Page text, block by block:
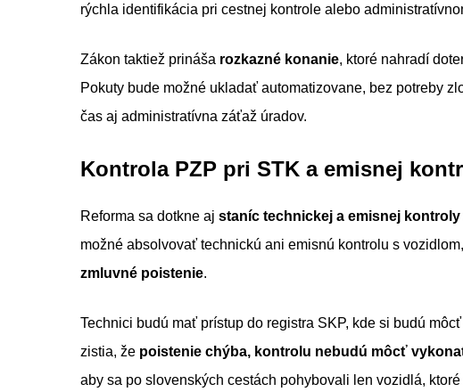
rýchla identifikácia pri cestnej kontrole alebo
Zákon taktiež prináša rozkazné konanie, ktoré nahradí
Pokuty bude možné ukladať automatizovane, bez potreby
čas aj administratívna záťaž úradov.
Kontrola PZP pri STK a emisnej
Reforma sa dotkne aj staníc technickej a emisnej kontroly
možné absolvovať technickú ani emisnú kontrolu s
zmluvné poistenie.
Technici budú mať prístup do registra SKP, kde si budú
zistia, že poistenie chýba, kontrolu nebudú môcť
aby sa po slovenských cestách pohybovali len vozidlá,